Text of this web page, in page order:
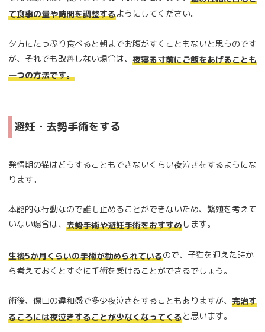
て食事の量や時間を調整するようにしてください。
夕方にたっぷり食べると朝までお腹がすくこともないと思うのです
が、それでも改善しない場合は、 夜寝る寸前にご飯をあげることも
一つの方法です。
避妊・去勢手術をする
発情期の猫はどうすることもできないくらい夜泣きをするようにな
ります。
本能的な行動なので誰も止めることができないため、繁殖を考えて
いない場合は、 去勢手術や避妊手術をおすすめします。
生後5か月くらいの手術が勧められているので、子猫を迎えた時か
ら考えておくとすぐに手術を受けることができるでしょう。
術後、傷口の違和感で多少夜泣きをすることもありますが、 完治す
るころには夜泣きすることが少なくなってくると思います。